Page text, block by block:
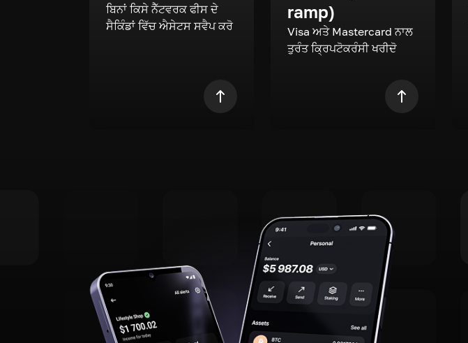
ਬਿਨਾਂ ਕਿਸੇ ਨੈੱਟਵਰਕ ਫੀਸ ਦੇ
ਸੈਕਿੰਡਾਂ ਵਿੱਚ ਐਸੇਟਸ ਸਵੈਪ ਕਰੋ
ramp)
Visa ਅਤੇ Mastercard ਨਾਲ
ਤੁਰੰਤ ਕ੍ਰਿਪਟੋਕਰੰਸੀ ਖਰੀਦੋ